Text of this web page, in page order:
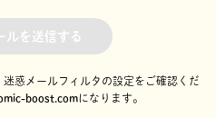
ルを送信する
惑メールフィルタの設定をご確認くだ
boost.comになります。